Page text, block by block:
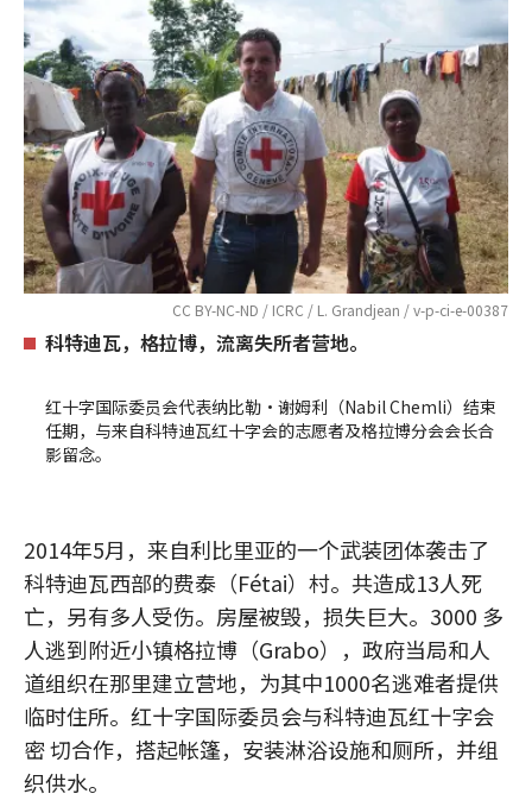
CC BY-NC-ND / ICRC / L. Grandjean / v-p-ci-e-00387
科特迪瓦，格拉博，流离失所者营地。
红十字国际委员会代表纳比勒•谢姆利（Nabil Chemli）结束
任期，与来自科特迪瓦红十字会的志愿者及格拉博分会会长合
影留念。
2014年5月，来自利比里亚的一个武装团体袭击了
科特迪瓦西部的费泰（Fétai）村。共造成13人死
亡，另有多人受伤。房屋被毁，损失巨大。3000 多
人逃到附近小镇格拉博（Grabo），政府当局和人
道组织在那里建立营地，为其中1000名逃难者提供
临时住所。红十字国际委员会与科特迪瓦红十字会
密 切合作，搭起帐篷，安装淋浴设施和厕所，并组
织供水。